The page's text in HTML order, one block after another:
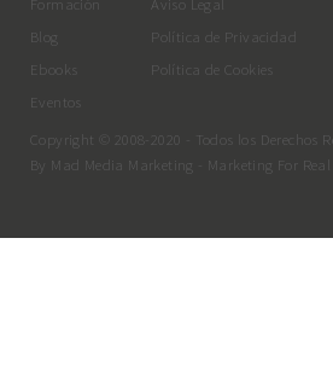
Blog
Ebooks
Eventos
Política de Privacidad
Política de Cookies
Copyright © 2008-2020 - Todos los Derechos
By Mad Media Marketing - Marketing For Real